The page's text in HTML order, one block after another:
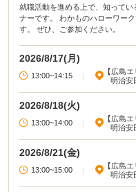
就職活動を進める上で、知って
ナーです。 わかものハローワー
す。 ぜひ、ご参加ください。
2026/8/17(月)
13:00~14:15 |
【広島エ
明治安
2026/8/18(火)
13:00~14:00 |
【広島エ
明治安
2026/8/21(金)
13:00~15:00 |
【広島エ
明治安